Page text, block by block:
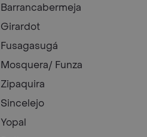
Barrancabermeja
Girardot
Fusagasugá
Mosquera/ Funza
Zipaquira
Sincelejo
Yopal